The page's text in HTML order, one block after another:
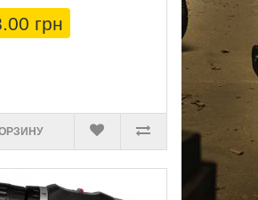
грн